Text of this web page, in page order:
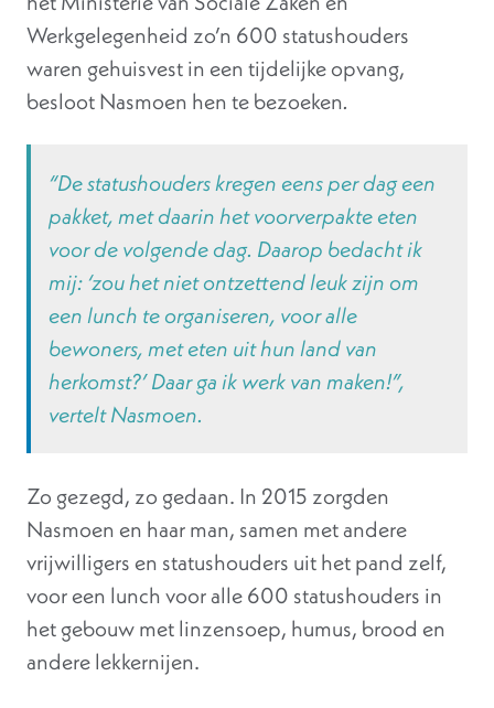
Werkgelegenheid zo’n 600 statushouders
waren gehuisvest in een tijdelijke opvang,
besloot Nasmoen hen te bezoeken.
“De statushouders kregen eens per dag een
pakket, met daarin het voorverpakte eten
voor de volgende dag. Daarop bedacht ik
mij: ‘zou het niet ontzettend leuk zijn om
een lunch te organiseren, voor alle
bewoners, met eten uit hun land van
herkomst?’ Daar ga ik werk van maken!”,
vertelt Nasmoen.
Zo gezegd, zo gedaan. In 2015 zorgden
Nasmoen en haar man, samen met andere
vrijwilligers en statushouders uit het pand zelf,
voor een lunch voor alle 600 statushouders in
het gebouw met linzensoep, humus, brood en
andere lekkernijen.